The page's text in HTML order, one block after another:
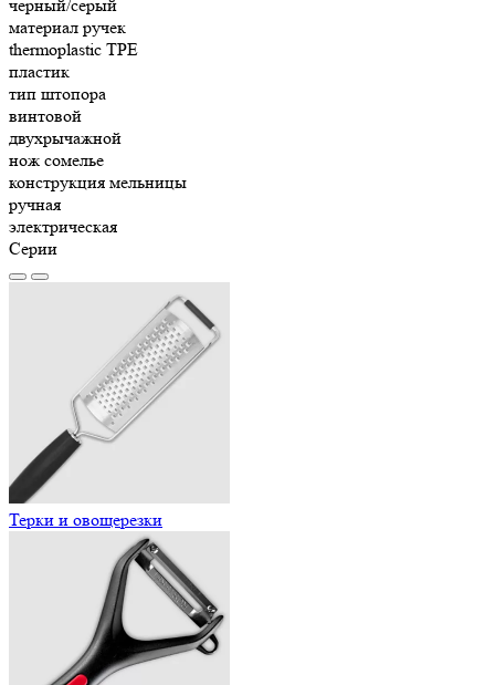
черный/серый
материал ручек
thermoplastic TPE
пластик
тип штопора
винтовой
двухрычажной
нож сомелье
конструкция мельницы
ручная
электрическая
Серии
Терки и овощерезки